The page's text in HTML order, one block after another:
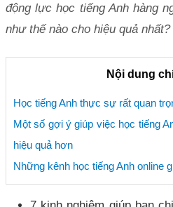
động lực học tiếng Anh hàng
như thế nào cho hiệu quả nhất?
Nội dung
Học tiếng Anh thực sự rất quan
Một số gợi ý giúp việc học tiếng
hiệu quả hơn
Những kênh học tiếng Anh online